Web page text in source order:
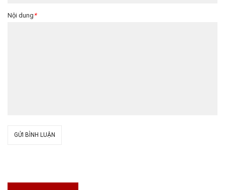
Nội dung *
GỬI BÌNH LUẬN